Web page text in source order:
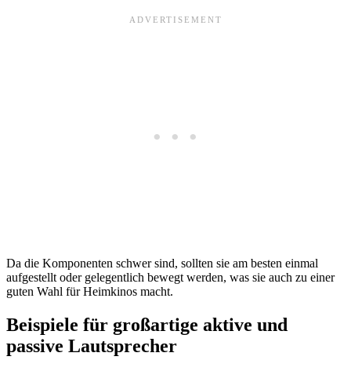
Da die Komponenten schwer sind, sollten sie am besten einmal
aufgestellt oder gelegentlich bewegt werden, was sie auch zu einer
guten Wahl für Heimkinos macht.
Beispiele für großartige aktive und
passive Lautsprecher